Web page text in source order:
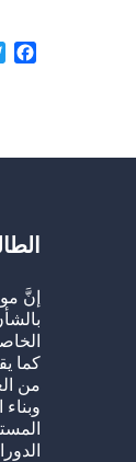
إنَّ
كما
من